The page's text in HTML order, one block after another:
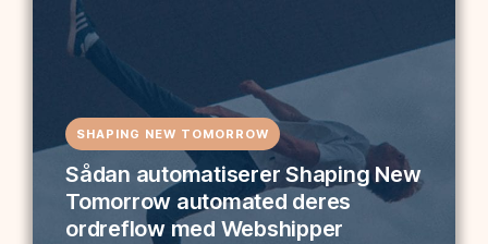
SHAPING NEW TOMORROW
Sådan automatiserer Shaping New
Tomorrow automated deres
ordreflow med Webshipper